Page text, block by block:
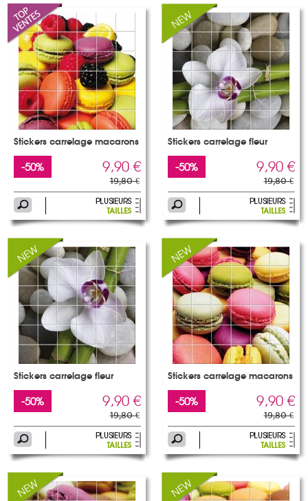
Stickers carrelage macarons
-50% 9,90 €
19,80 €
Stickers carrelage fleur
-50% 9,90 €
19,80 €
Stickers carrelage fleur
-50% 9,90 €
19,80 €
Stickers carrelage macarons
-50% 9,90 €
19,80 €